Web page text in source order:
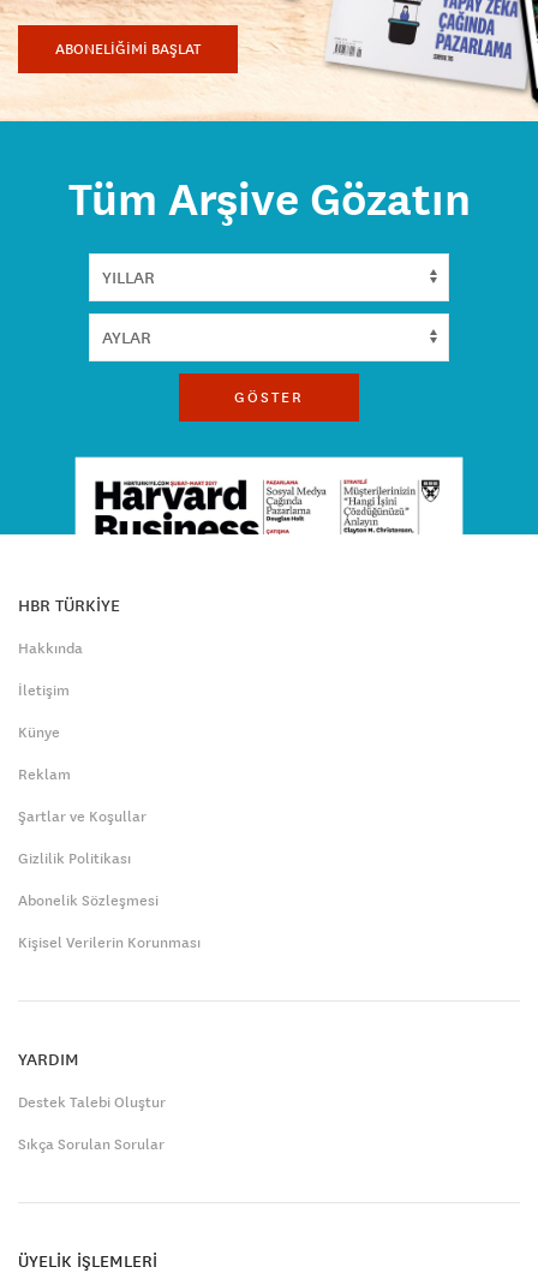
ABONELİĞİMİ BAŞLAT
Tüm Arşive Gözatın
GÖSTER
HBR TÜRKİYE
Hakkında
İletişim
Künye
Reklam
Şartlar ve Koşullar
Gizlilik Politikası
Abonelik Sözleşmesi
Kişisel Verilerin Korunması
YARDIM
Destek Talebi Oluştur
Sıkça Sorulan Sorular
ÜYELİK İŞLEMLERİ